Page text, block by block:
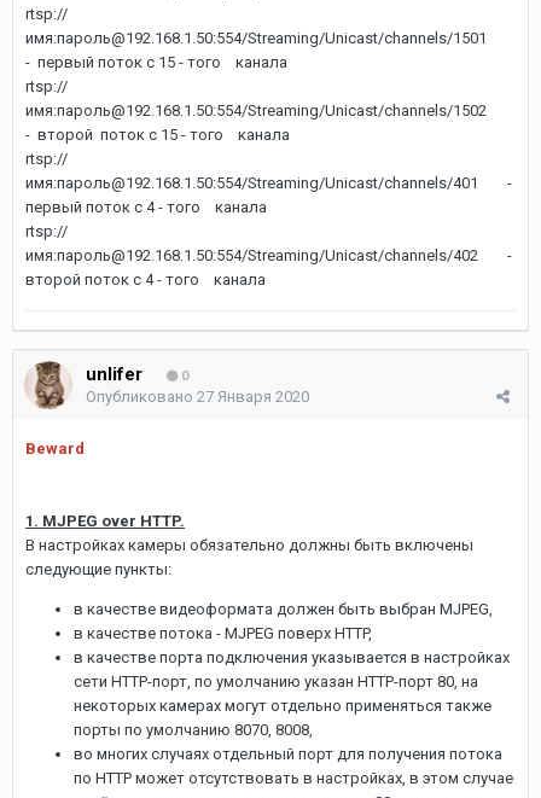
rtsp://
имя:пароль@192.168.1.50:554/Streaming/Unicast/channels/1501
- первый поток с 15 - того канала
rtsp://
имя:пароль@192.168.1.50:554/Streaming/Unicast/channels/1502
- второй поток с 15 - того канала
rtsp://
имя:пароль@192.168.1.50:554/Streaming/Unicast/channels/401 -
первый поток с 4 - того канала
rtsp://
имя:пароль@192.168.1.50:554/Streaming/Unicast/channels/402 -
второй поток с 4 - того канала
unlifer 0
Опубликовано 27 Января 2020
Beward
1. MJPEG over HTTP.
В настройках камеры обязательно должны быть включены
следующие пункты:
в качестве видеоформата должен быть выбран MJPEG,
в качестве потока - MJPEG поверх HTTP,
в качестве порта подключения указывается в настройках
сети HTTP-порт, по умолчанию указан HTTP-порт 80, на
некоторых камерах могут отдельно применяться также
порты по умолчанию 8070, 8008,
во многих случаях отдельный порт для получения потока
по HTTP может отсутствовать в настройках, в этом случае